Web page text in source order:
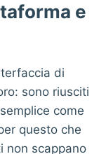
e
di
sono riusciti
come
questo che
non scappano